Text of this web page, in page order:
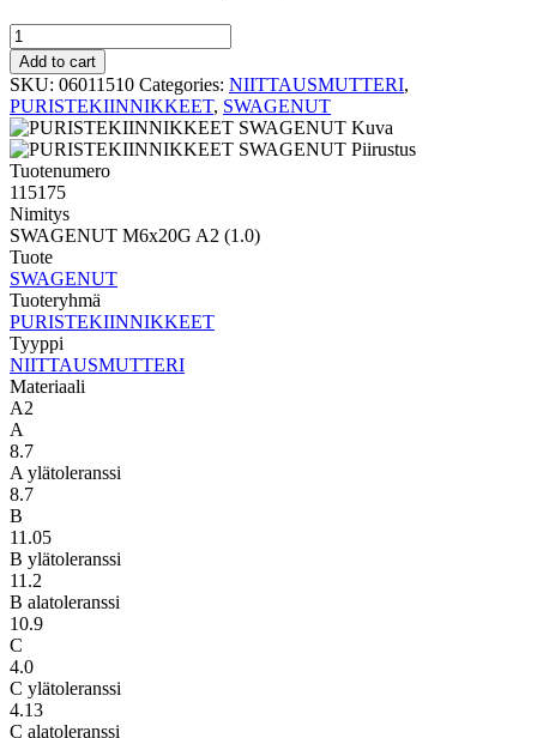
NIITTAUSMUTTERI
SWAGENUT
SWAGENUT
M6x20G
A2
(1.0)
quantity
Add to cart
SKU: 06011510 Categories: NIITTAUSMUTTERI,
PURISTEKIINNIKKEET, SWAGENUT
Tuotenumero
115175
Nimitys
SWAGENUT M6x20G A2 (1.0)
Tuote
SWAGENUT
Tuoteryhmä
PURISTEKIINNIKKEET
Tyyppi
NIITTAUSMUTTERI
Materiaali
A2
A
8.7
A ylätoleranssi
8.7
B
11.05
B ylätoleranssi
11.2
B alatoleranssi
10.9
C
4.0
C ylätoleranssi
4.13
C alatoleranssi